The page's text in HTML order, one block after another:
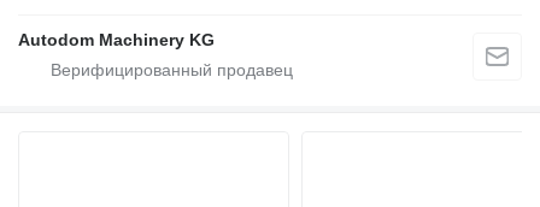
Autodom Machinery KG